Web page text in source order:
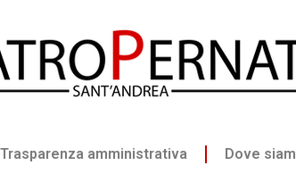
Trasparenza amministrativa Dove